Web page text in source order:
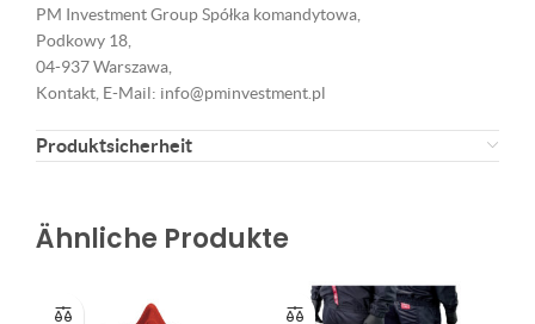
PM Investment Group Spółka komandytowa,
Podkowy 18,
04-937 Warszawa,
Kontakt, E-Mail: info@pminvestment.pl
Produktsicherheit
Ähnliche Produkte